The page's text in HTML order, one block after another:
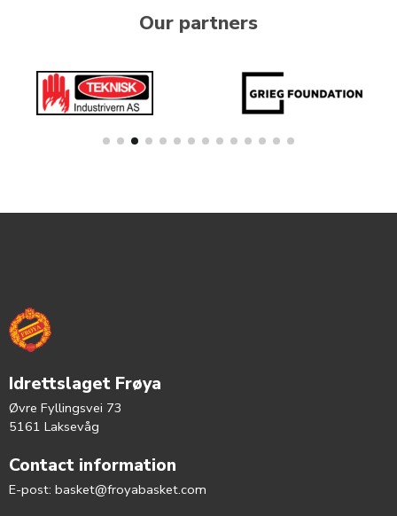
Our partners
Idrettslaget Frøya
Øvre Fyllingsvei 73
5161 Laksevåg
Contact information
E-post: basket@froyabasket.com